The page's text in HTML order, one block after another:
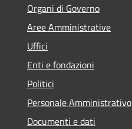
Organi di Governo
Aree Amministrative
Uffici
Enti e fondazioni
Politici
Personale Amministrativo
Documenti e dati